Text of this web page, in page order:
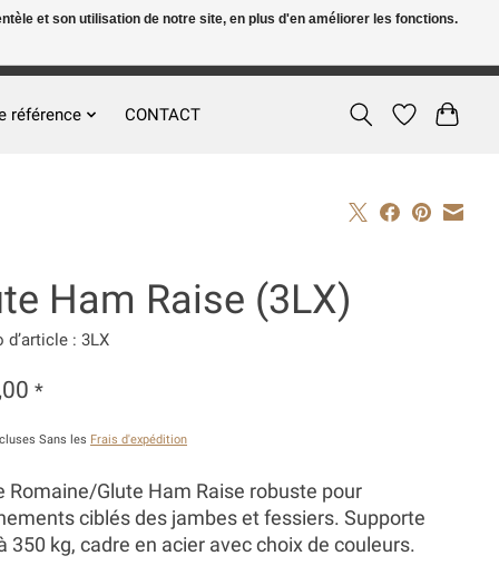
référence CONTACT
Ham Raise (3LX)
d’article : 3LX
*
Sans les Frais d'expédition
Romaine/Glute Ham Raise robuste pour
ciblés des jambes et fessiers. Supporte
350 kg, cadre en acier avec choix de couleurs.
et son utilisation de notre site, en plus d'en améliorer les fonctions.